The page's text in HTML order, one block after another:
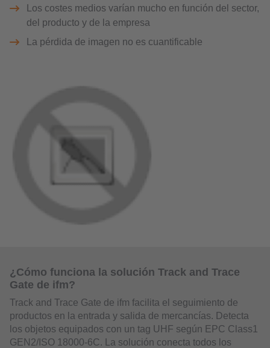
Los costes medios varían mucho en función del sector,
del producto y de la empresa
La pérdida de imagen no es cuantificable
¿Cómo funciona la solución Track and Trace
Gate de ifm?
Track and Trace Gate de ifm facilita el seguimiento de
productos en la entrada y salida de mercancías. Detecta
los objetos equipados con un tag UHF según EPC Class1
GEN2/ISO 18000-6C. La solución conecta todos los